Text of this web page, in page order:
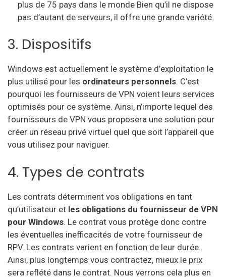
plus de 75 pays dans le monde Bien qu’il ne dispose
pas d’autant de serveurs, il offre une grande variété.
3. Dispositifs
Windows est actuellement le système d’exploitation le
plus utilisé pour les ordinateurs personnels. C’est
pourquoi les fournisseurs de VPN voient leurs services
optimisés pour ce système. Ainsi, n’importe lequel des
fournisseurs de VPN vous proposera une solution pour
créer un réseau privé virtuel quel que soit l’appareil que
vous utilisez pour naviguer.
4. Types de contrats
Les contrats déterminent vos obligations en tant
qu’utilisateur et les obligations du fournisseur de VPN
pour Windows. Le contrat vous protège donc contre
les éventuelles inefficacités de votre fournisseur de
RPV. Les contrats varient en fonction de leur durée.
Ainsi, plus longtemps vous contractez, mieux le prix
sera reflété dans le contrat. Nous verrons cela plus en